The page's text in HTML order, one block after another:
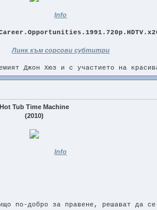
Info
Линк към сорсови субтитри
Джон Хюз и с участието на
че началото на седмицата ще ги
Hot Tub Time Machine
(2010)
Info
по-добро за правене, решават да